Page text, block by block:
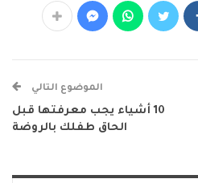
الموضوع التالي
10 أشياء يجب معرفتها قبل
الحاق طفلك بالروضة